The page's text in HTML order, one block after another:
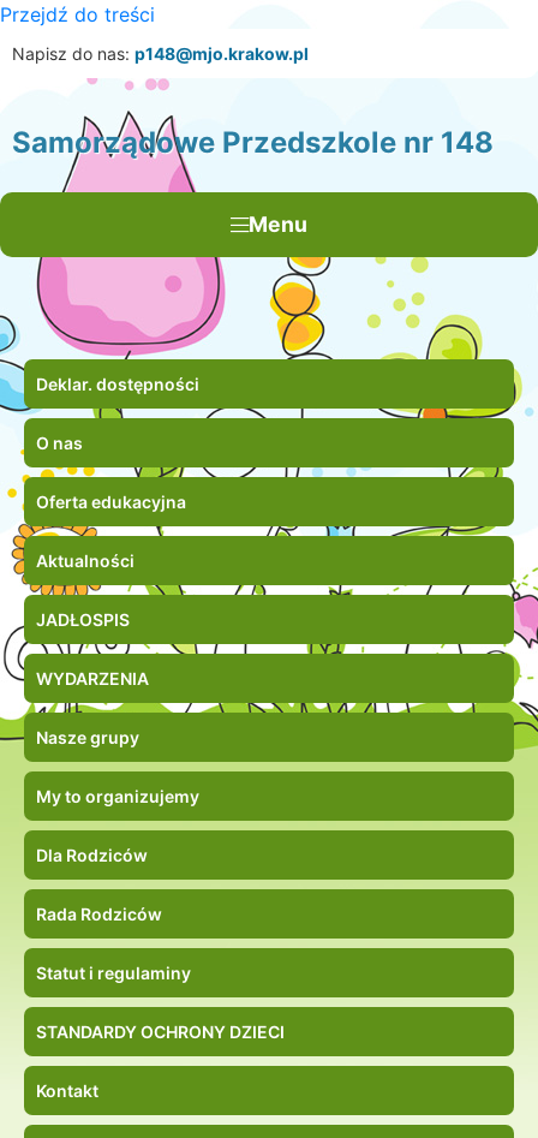
Przejdź do treści
Napisz do nas: p148@mjo.krakow.pl
Samorządowe Przedszkole nr 148
Menu
Deklar. dostępności
O nas
Oferta edukacyjna
Aktualności
JADŁOSPIS
WYDARZENIA
Nasze grupy
My to organizujemy
Dla Rodziców
Rada Rodziców
Statut i regulaminy
STANDARDY OCHRONY DZIECI
Kontakt